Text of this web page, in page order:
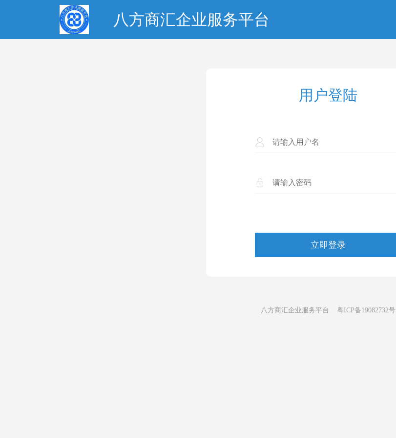
八方商汇企业服务平台
用户登陆
立即登录
八方商汇企业服务平台 粤ICP备19082732号